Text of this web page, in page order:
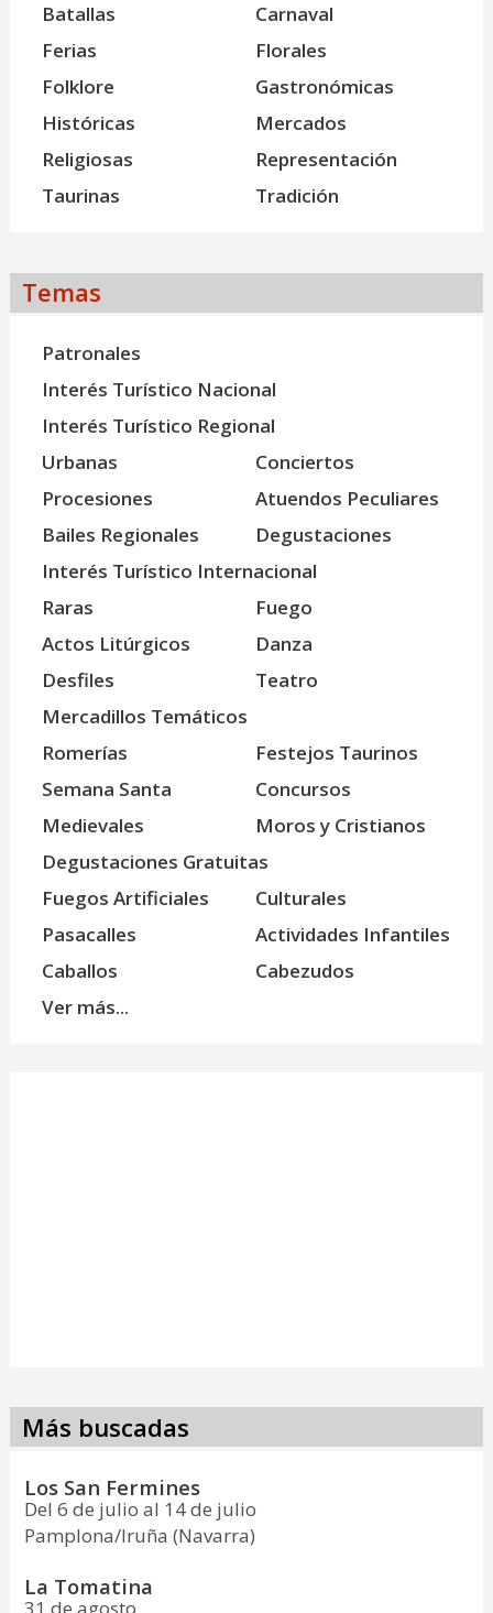
Batallas
Carnaval
Ferias
Florales
Folklore
Gastronómicas
Históricas
Mercados
Religiosas
Representación
Taurinas
Tradición
Temas
Patronales
Interés Turístico Nacional
Interés Turístico Regional
Urbanas
Conciertos
Procesiones
Atuendos Peculiares
Bailes Regionales
Degustaciones
Interés Turístico Internacional
Raras
Fuego
Actos Litúrgicos
Danza
Desfiles
Teatro
Mercadillos Temáticos
Romerías
Festejos Taurinos
Semana Santa
Concursos
Medievales
Moros y Cristianos
Degustaciones Gratuitas
Fuegos Artificiales
Culturales
Pasacalles
Actividades Infantiles
Caballos
Cabezudos
Ver más...
Más buscadas
Los San Fermines
Del 6 de julio al 14 de julio
Pamplona/Iruña (Navarra)
La Tomatina